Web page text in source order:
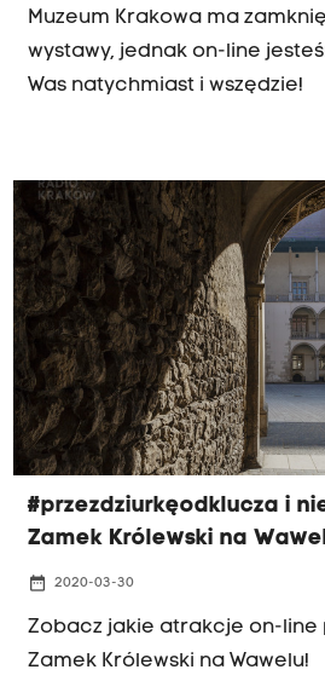
Muzeum Krakowa ma
wystawy, jednak on-line
Was natychmiast i wszędzie!
#przezdziurkęodklucza i
Zamek Królewski na
date_range 2020-03-30
Zobacz jakie atrakcje on-line
Zamek Królewski na Wawelu!